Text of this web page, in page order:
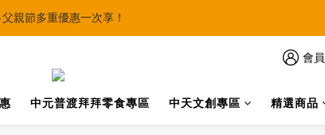
父親節多重優惠一次享！
父親節多重優惠一次享！
會
中元普渡拜拜零食專區 中天文創專區 精選商品